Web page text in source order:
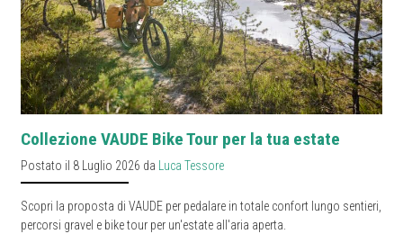
Collezione VAUDE Bike Tour per la tua estate
Postato il 8 Luglio 2026 da Luca Tessore
Scopri la proposta di VAUDE per pedalare in totale confort lungo sentieri,
percorsi gravel e bike tour per un'estate all'aria aperta.